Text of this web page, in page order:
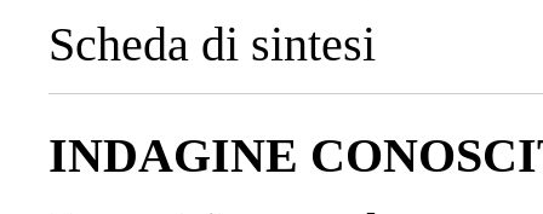
Scheda di sintesi
INDAGINE